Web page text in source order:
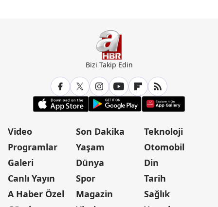
Bizi Takip Edin
Video
Programlar
Galeri
Canlı Yayın
A Haber Özel
Son Dakika
Yaşam
Dünya
Spor
Magazin
Teknoloji
Otomobil
Din
Tarih
Sağlık